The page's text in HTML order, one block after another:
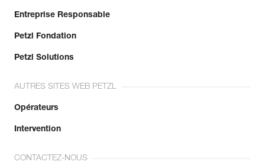
Entreprise Responsable
Petzl Fondation
Petzl Solutions
AUTRES SITES WEB PETZL
Opérateurs
Intervention
CONTACTEZ-NOUS